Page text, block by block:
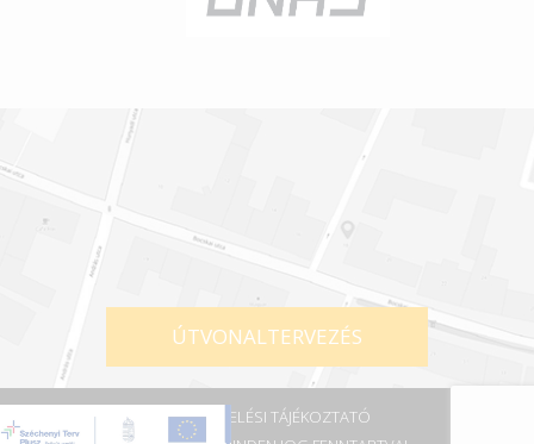
ÚTVONALTERVEZÉS
ADATKEZELÉSI TÁJÉKOZTATÓ